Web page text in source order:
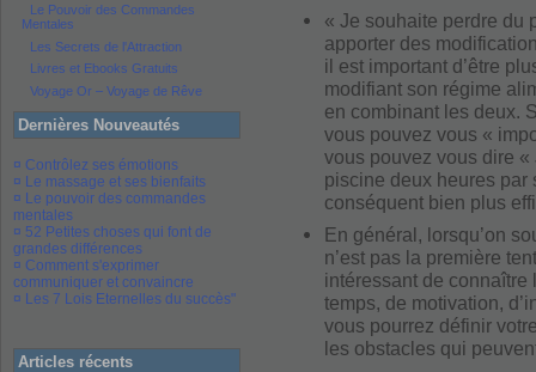
Le Pouvoir des Commandes
Mentales
Les Secrets de l'Attraction
Livres et Ebooks Gratuits
Voyage Or – Voyage de Rêve
Dernières Nouveautés
¤ Contrôlez ses émotions
¤ Le massage et ses bienfaits
¤ Le pouvoir des commandes
mentales
¤ 52 Petites choses qui font de
grandes différences
¤ Comment s'exprimer
communiquer et convaincre
¤ Les 7 Lois Eternelles du succès"
Articles récents
« Je souhaite perdre du
apporter des
il est important d’être
modifiant son régime
en combinant les deux.
vous pouvez vous «
vous pouvez vous dire
piscine deux heures par
conséquent bien plus
En général, lorsqu’on
n’est pas la première
intéressant de connaître
temps, de motivation,
vous pourrez définir
les obstacles qui